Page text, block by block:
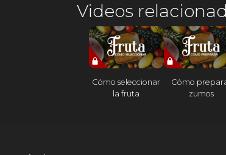
Videos
Cómo seleccionar
la fruta
Cómo
zumos